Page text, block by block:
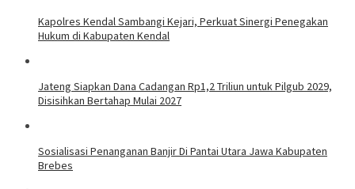
Kapolres Kendal Sambangi Kejari, Perkuat Sinergi Penegakan
Hukum di Kabupaten Kendal
Jateng Siapkan Dana Cadangan Rp1,2 Triliun untuk Pilgub 2029,
Disisihkan Bertahap Mulai 2027
Sosialisasi Penanganan Banjir Di Pantai Utara Jawa Kabupaten
Brebes